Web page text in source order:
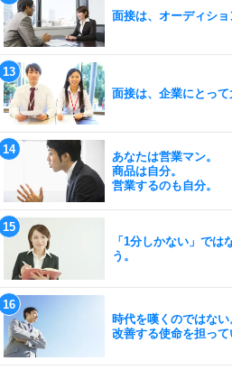
面接は、オーディショ
面接は、企業にとって
あなたは営業マン。
商品は自分。
営業するのも自分。
「1分しかない」では
う。
時代を嘆くのではない
改善する使命を担って